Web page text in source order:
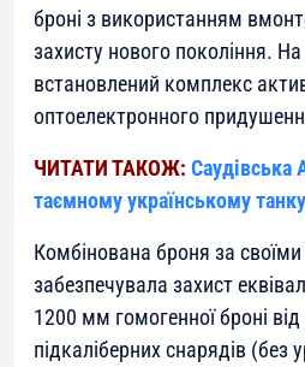
броні з використанням
захисту нового покоління.
встановлений комплекс
оптоелектронного
ЧИТАТИ ТАКОЖ: Саудівська
таємному українському
Комбінована броня за
забезпечувала захист
1200 мм гомогенної броні від
підкаліберних снарядів (без